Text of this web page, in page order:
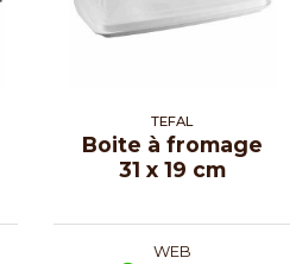
TEFAL
Boite à fromage
31 x 19 cm
WEB